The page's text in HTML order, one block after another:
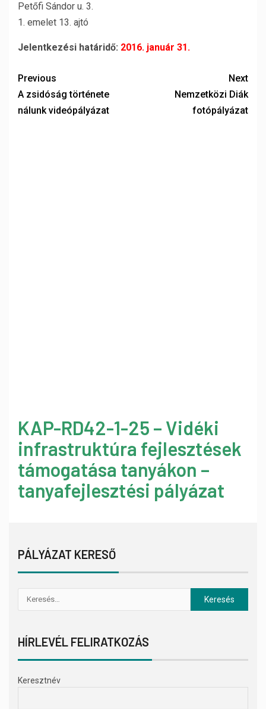
Petőfi Sándor u. 3.
1. emelet 13. ajtó
Jelentkezési határidő: 2016. január 31.
Previous
A zsidóság története
nálunk videópályázat
Next
Nemzetközi Diák
fotópályázat
KAP-RD42-1-25 – Vidéki
infrastruktúra fejlesztések
támogatása tanyákon –
tanyafejlesztési pályázat
PÁLYÁZAT KERESŐ
HÍRLEVÉL FELIRATKOZÁS
Keresztnév